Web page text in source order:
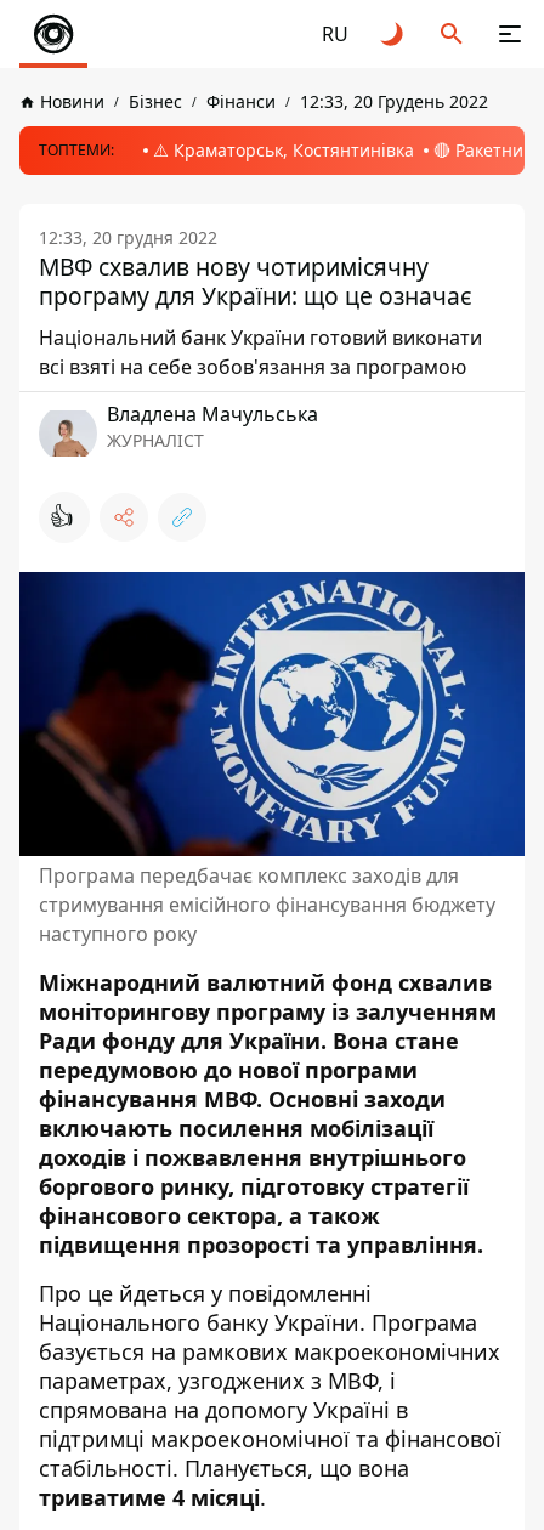
RU
Новини Бізнес Фінанси 12:33, 20 Грудень 2022
ТОПТЕМИ: ⚠️ Краматорськ, Костянтинівка 🔴 Ракетний
12:33, 20 грудня 2022
МВФ схвалив нову чотиримісячну
програму для України: що це означає
Національний банк України готовий виконати
всі взяті на себе зобов'язання за програмою
Владлена Мачульська
ЖУРНАЛІСТ
👍
Програма передбачає комплекс заходів для
стримування емісійного фінансування бюджету
наступного року
Міжнародний валютний фонд схвалив
моніторингову програму із залученням
Ради фонду для України. Вона стане
передумовою до нової програми
фінансування МВФ. Основні заходи
включають посилення мобілізації
доходів і пожвавлення внутрішнього
боргового ринку, підготовку стратегії
фінансового сектора, а також
підвищення прозорості та управління.
Про це йдеться у повідомленні
Національного банку України. Програма
базується на рамкових макроекономічних
параметрах, узгоджених з МВФ, і
спрямована на допомогу Україні в
підтримці макроекономічної та фінансової
стабільності. Планується, що вона
триватиме 4 місяці.